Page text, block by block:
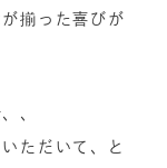
揃った喜びが
、
ただいて、と